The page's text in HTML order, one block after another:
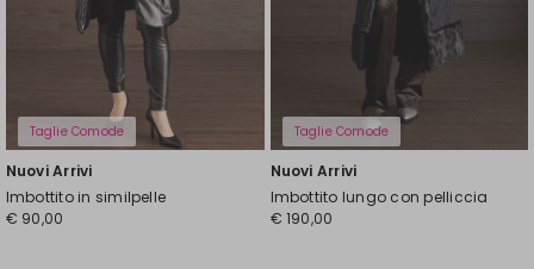
Taglie Comode
Nuovi Arrivi
Imbottito in similpelle
€ 90,00
Taglie Comode
Nuovi Arrivi
Imbottito lungo con pelliccia
€ 190,00